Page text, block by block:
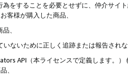
をすることを必要とせずに、仲介サイ
客様が購入した商品、
、
ないために正しく追跡または報告されな
API（本ライセンスで定義します。
、